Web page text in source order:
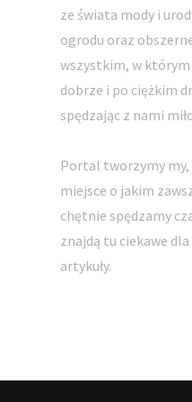
ze świata mody i
ogrodu oraz
wszystkim, w którym
dobrze i po ciężkim
spędzając z nami
Portal tworzymy my,
miejsce o jakim
chętnie spędzamy
znajdą tu ciekawe
artykuły.